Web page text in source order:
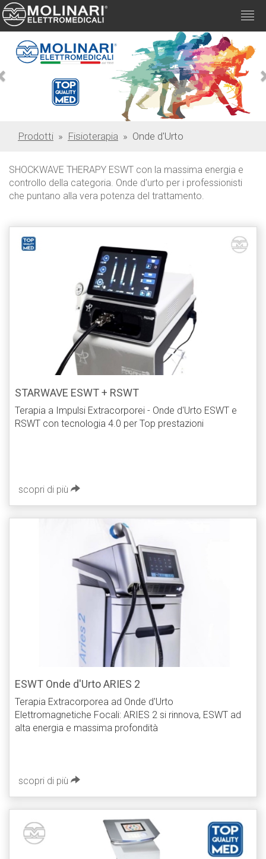
Previous
Prodotti » Fisioterapia » Onde d'Urto
SHOCKWAVE THERAPY ESWT con la massima energia e
controllo della categoria. Onde d'urto per i professionisti
che puntano alla vera potenza del trattamento.
STARWAVE ESWT + RSWT
Terapia a Impulsi Extracorporei - Onde d'Urto ESWT e
RSWT con tecnologia 4.0 per Top prestazioni
scopri di più
ESWT Onde d'Urto ARIES 2
Terapia Extracorporea ad Onde d'Urto
Elettromagnetiche Focali: ARIES 2 si rinnova, ESWT ad
alta energia e massima profondità
scopri di più